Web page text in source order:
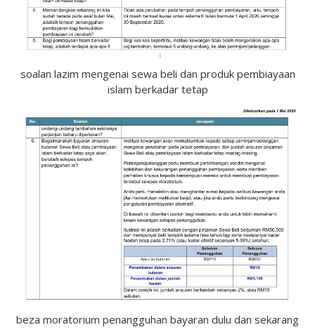
soalan lazim mengenai sewa beli dan produk pembiayaan
islam berkadar tetap
beza moratorium penangguhan bayaran dulu dan sekarang